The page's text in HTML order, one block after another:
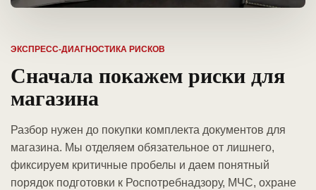
ЭКСПРЕСС-ДИАГНОСТИКА РИСКОВ
Сначала покажем риски для
магазина
Разбор нужен до покупки комплекта документов для
магазина. Мы отделяем обязательное от лишнего,
фиксируем критичные пробелы и даем понятный
порядок подготовки к Роспотребнадзору, МЧС, охране